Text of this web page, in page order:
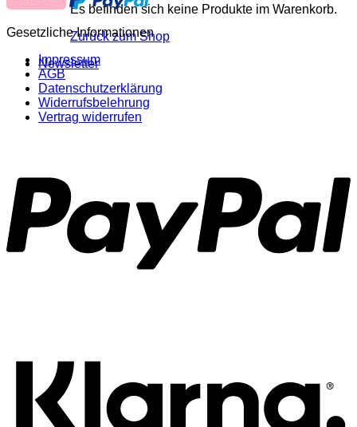
Es befinden sich keine Produkte im Warenkorb.
Zurück zum Shop
Newsletter
Gesetzliche Informationen
Impressum
AGB
Datenschutzerklärung
Widerrufsbelehrung
Vertrag widerrufen